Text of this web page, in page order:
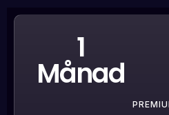
1
Månad